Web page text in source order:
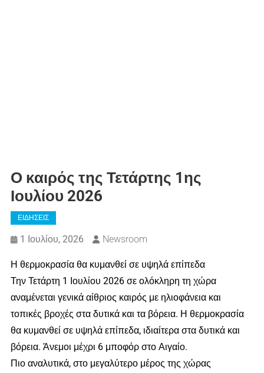
Ο καιρός της Τετάρτης 1ης
Ιουλίου 2026
ΕΙΔΗΣΕΙΣ
1 Ιουλίου, 2026 Newsroom
Η θερμοκρασία θα κυμανθεί σε υψηλά επίπεδα
Την Τετάρτη 1 Ιουλίου 2026 σε ολόκληρη τη χώρα
αναμένεται γενικά αίθριος καιρός με ηλιοφάνεια και
τοπικές βροχές στα δυτικά και τα βόρεια. Η θερμοκρασία
θα κυμανθεί σε υψηλά επίπεδα, ιδιαίτερα στα δυτικά και
βόρεια. Άνεμοι μέχρι 6 μποφόρ στο Αιγαίο.
Πιο αναλυτικά, στο μεγαλύτερο μέρος της χώρας